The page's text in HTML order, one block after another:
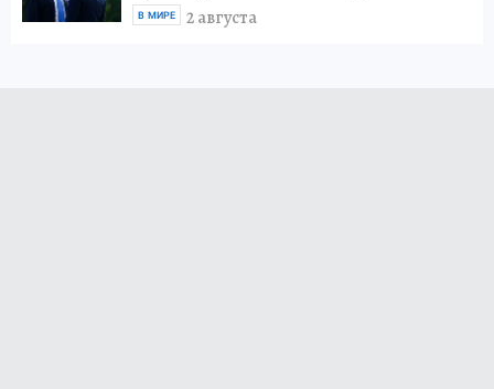
2 августа
В МИРЕ